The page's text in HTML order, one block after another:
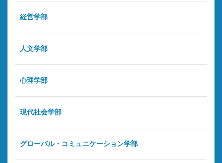
経営学部
人文学部
心理学部
現代社会学部
グローバル・コミュニケーション学部